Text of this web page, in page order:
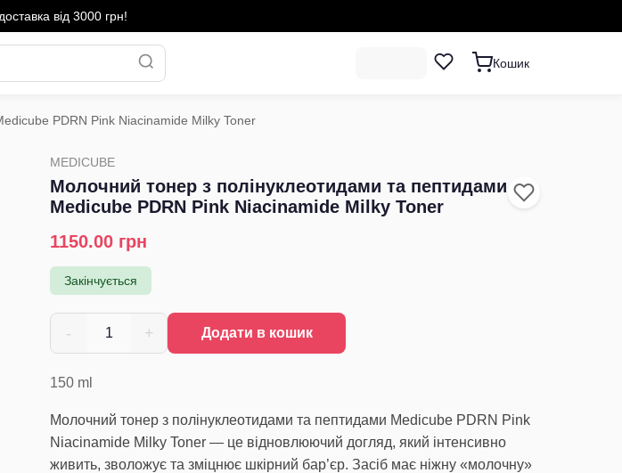
від 3000 грн!
Кошик
PDRN Pink Niacinamide Milky Toner
MEDICUBE
Молочний тонер з полінуклеотидами та пептидами
Medicube PDRN Pink Niacinamide Milky Toner
1150.00 грн
Закінчується
- 1 + Додати в кошик
150 ml
Молочний тонер з полінуклеотидами та пептидами Medicube PDRN Pink
Niacinamide Milky Toner — це відновлюючий догляд, який інтенсивно
живить, зволожує та зміцнює шкірний бар’єр. Засіб має ніжну «молочну»